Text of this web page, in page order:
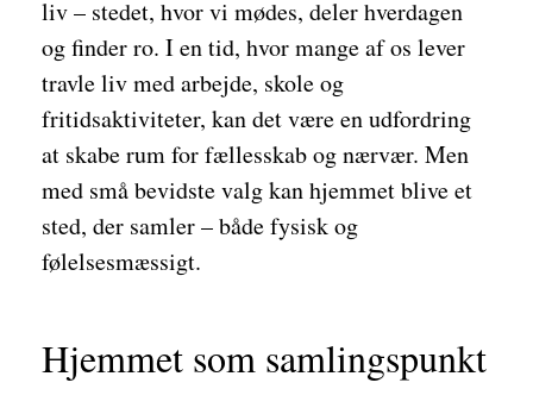
liv – stedet, hvor vi mødes, deler hverdagen
og finder ro. I en tid, hvor mange af os lever
travle liv med arbejde, skole og
fritidsaktiviteter, kan det være en udfordring
at skabe rum for fællesskab og nærvær. Men
med små bevidste valg kan hjemmet blive et
sted, der samler – både fysisk og
følelsesmæssigt.
Hjemmet som samlingspunkt